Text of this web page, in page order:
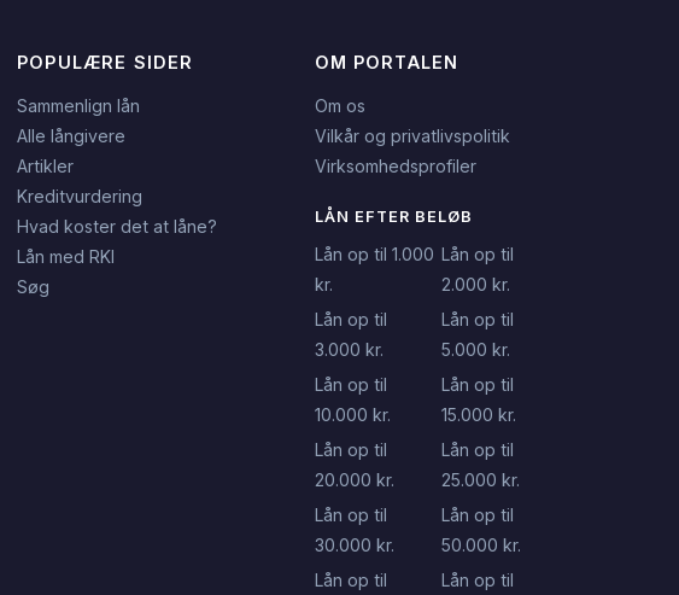
POPULÆRE SIDER
Sammenlign lån
Alle långivere
Artikler
Kreditvurdering
Hvad koster det at låne?
Lån med RKI
Søg
OM PORTALEN
Om os
Vilkår og privatlivspolitik
Virksomhedsprofiler
LÅN EFTER BELØB
Lån op til 1.000
kr.
Lån op til
2.000 kr.
Lån op til
3.000 kr.
Lån op til
5.000 kr.
Lån op til
10.000 kr.
Lån op til
15.000 kr.
Lån op til
20.000 kr.
Lån op til
25.000 kr.
Lån op til
30.000 kr.
Lån op til
50.000 kr.
Lån op til
Lån op til